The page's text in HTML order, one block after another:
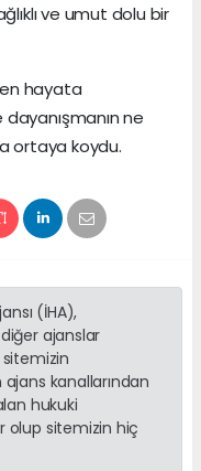
ve umut dolu bir
hayata
ne
ortaya koydu.
(İHA),
ajanslar
kanallarından
hukuki
olup sitemizin hiç